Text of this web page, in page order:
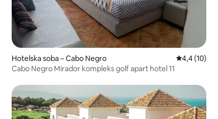
Hotelska soba – Cabo Negro Prosječna
4,4 (10)
Cabo Negro Mirador kompleks golf apart hotel 11